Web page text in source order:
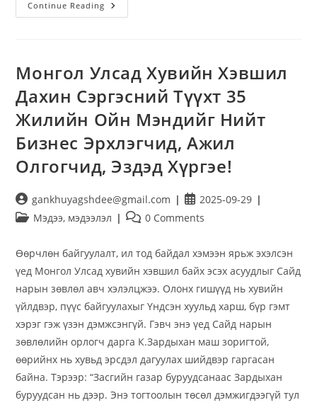
Continue Reading
Монгол Улсад Хувийн Хэвшил
Дахин Сэргэсний Түүхт 35
Жилийн Ойн Мэндийг Нийт
Бизнес Эрхлэгчид, Ажил
Олгогчид, Эздэд Хүргэе!
gankhuyagshdee@gmail.com
2025-09-29
Мэдээ, мэдээлэл
0 Comments
Өөрчлөн байгуулалт, ил тод байдал хэмээн ярьж эхэлсэн
үед Монгол Улсад хувийн хэвшил байх эсэх асуудлыг Сайд
нарын зөвлөл авч хэлэлцжээ. Олонх гишүүд нь хувийн
үйлдвэр, пүүс байгуулахыг Үндсэн хуульд харш, бүр гэмт
хэрэг гэж үзэн дэмжсэнгүй. Гэвч энэ үед Сайд нарын
зөвлөлийн орлогч дарга К.Зардыхан маш зоригтой,
өөрийнх нь хувьд эрсдэл дагуулах шийдвэр гаргасан
байна. Тэрээр: “Засгийн газар буруудсанаас Зардыхан
буруудсан нь дээр. Энэ тогтоолын төсөл дэмжигдээгүй тул